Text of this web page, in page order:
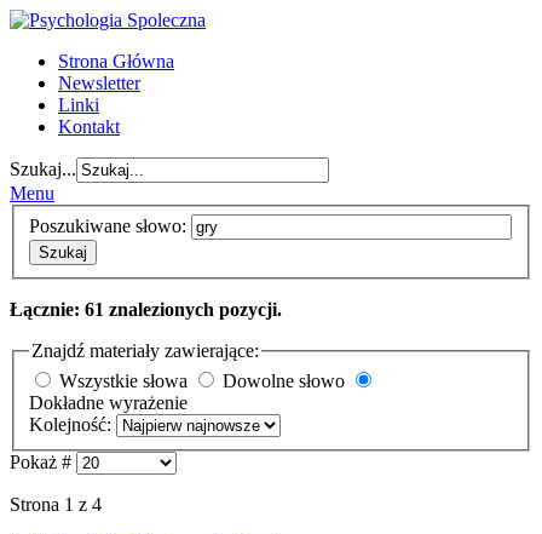
Strona Główna
Newsletter
Linki
Kontakt
Szukaj...
Menu
Poszukiwane słowo:
Szukaj
Łącznie: 61 znalezionych pozycji.
Znajdź materiały zawierające:
Wszystkie słowa
Dowolne słowo
Dokładne wyrażenie
Kolejność:
Pokaż #
Strona 1 z 4